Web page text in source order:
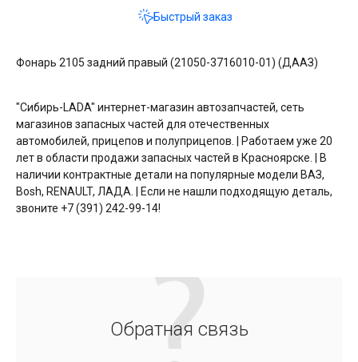
Быстрый заказ
Фонарь 2105 задний правый (21050-3716010-01) (ДААЗ)
"Сибирь-LADA" интернет-магазин автозапчастей, сеть
магазинов запасных частей для отечественных
автомобилей, прицепов и полуприцепов. | Работаем уже 20
лет в области продажи запасных частей в Красноярске. | В
наличии контрактные детали на популярные модели ВАЗ,
Bosh, RENAULT, ЛАДА. | Если не нашли подходящую деталь,
звоните +7 (391) 242-99-14!
Обратная связь